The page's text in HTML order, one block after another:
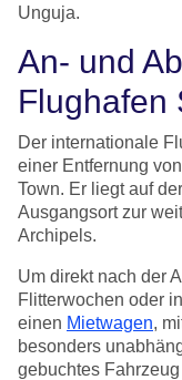
Unguja.
An- und
Flughafen
Der internationale
einer Entfernung
Town. Er liegt auf
Ausgangsort zur
Archipels.
Um direkt nach der
Flitterwochen oder
einen Mietwagen,
besonders
gebuchtes